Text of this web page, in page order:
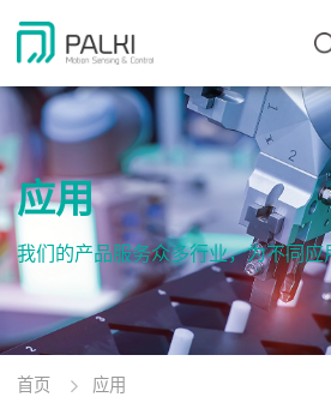
应用
我们的产品服务众多行业，为不同
首页 应用